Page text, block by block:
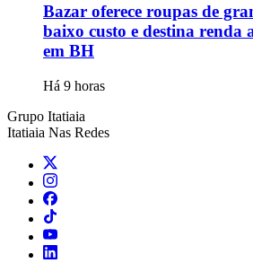
Bazar oferece roupas de
baixo custo e destina renda
em BH
Há 9 horas
Grupo Itatiaia
Itatiaia Nas Redes